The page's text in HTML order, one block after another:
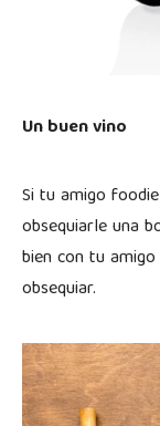
Un buen vino
Si tu amigo
obsequiarle una
bien con tu
obsequiar.